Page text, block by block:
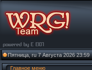
Пятница, ru 7 Августа 2026 23:59
Главное меню